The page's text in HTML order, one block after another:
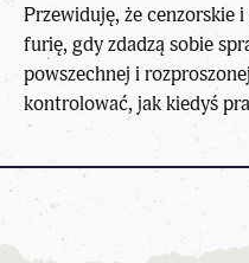
Przewiduję, że cenzorskie
furię, gdy zdadzą sobie
powszechnej i
kontrolować, jak kiedyś